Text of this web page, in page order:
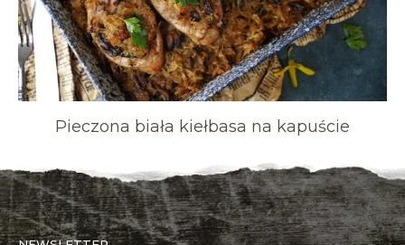
Pieczona biała kiełbasa na kapuście